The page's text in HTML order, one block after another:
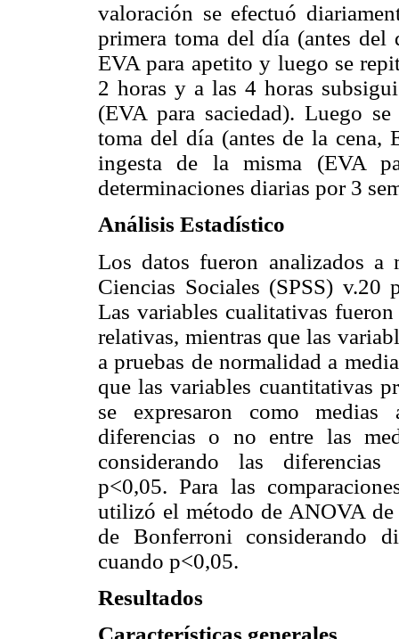
valoración se efectuó
primera toma del día (antes del
EVA para apetito y luego se
2 horas y a las 4 horas
(EVA para saciedad). Luego
toma del día (antes de la cena,
ingesta de la misma (EVA
determinaciones diarias por 3
Análisis Estadístico
Los datos fueron analizados a
Ciencias Sociales (SPSS)
Las variables cualitativas
relativas, mientras que las
a pruebas de normalidad a
que las variables cuantitativas
se expresaron como
diferencias o no entre las
considerando las diferencias
p<0,05. Para las
utilizó el método de ANOVA de
de Bonferroni considerando
cuando p<0,05.
Resultados
Características generales